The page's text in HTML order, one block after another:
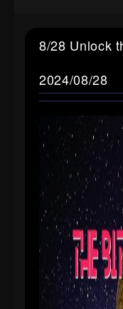
8/28 Unlock
2024/08/28